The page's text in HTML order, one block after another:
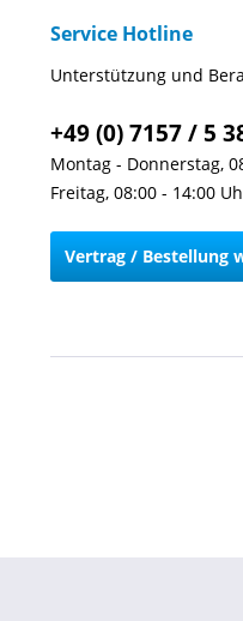
Service Hotline
Unterstützung und
+49 (0) 7157 / 5
Montag - Donnerstag,
Freitag, 08:00 - 14:00
Vertrag / Bestellung